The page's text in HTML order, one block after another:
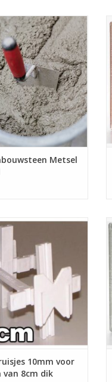
bouwsteen mortel is
voor 1m2 glazen
van 190x190x80. (5
en 5 rijen hoog) Deze
is aard-vochtig. Glas
water op zoals bij
metselstenen.
AAN WINKELWAGEN
Metsel
bevat 100
bouwstenen zijn te
om een vaste
te krijgen in het
Doordat de kruisjes
op de juiste plaats
is het eenvoudiger om
recht te kri...
AAN WINKELWAGEN
10mm voor
van 8cm dik